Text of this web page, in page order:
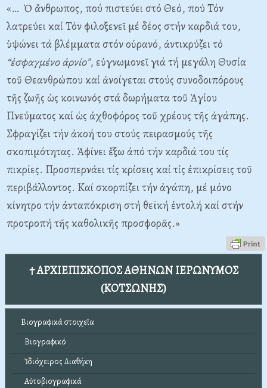
«… Ὁ ἄνθρωπος, πού πιστεύει στό Θεό, πού Τόν
λατρεύει καί Τόν φιλοξενεῖ μέ δέος στήν καρδιά του,
ὑψώνει τά βλέμματα στόν οὐρανό, ἀντικρύζει τό
“ἐσφαγμένο ἀρνίο”, εὐγνωμονεῖ γιά τή μεγάλη Θυσία
τοῦ Θεανθρώπου καί ἀνοίγεται στούς συνοδοιπόρους
τῆς ζωῆς ὡς κοινωνός στά δωρήματα τοῦ Ἁγίου
Πνεύματος καί ὡς ἀχθοφόρος τοῦ χρέους τῆς ἀγάπης.
Σφραγίζει τήν ἀκοή του στούς πειρασμούς τῆς
σκοπιμότητας. Ἀφίνει ἔξω ἀπό τήν καρδιά του τίς
πικρίες. Προσπερνάει τίς κρίσεις καί τίς ἐπικρίσεις τοῦ
περιβάλλοντος. Καί σκορπίζει τήν ἀγάπη, μέ μόνο
κίνητρο τήν ἀνταπόκριση στή θεϊκή ἐντολή καί στήν
προτροπή τῆς καθολικῆς προσφορᾶς.»
† ΑΡΧΙΕΠΙΣΚΟΠΟΣ ΑΘΗΝΩΝ ΙΕΡΩΝΥΜΟΣ
(ΚΟΤΣΩΝΗΣ)
Βιογραφικά στοιχεῖα
Βιογραφικό
Ἰδιόχειρος Διαθήκη
Αὐτοβιογραφικά